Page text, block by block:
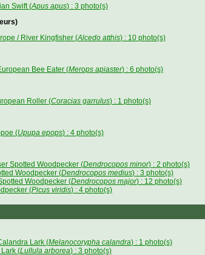
Swift (Apus apus) : 3 photo(s)
/ River Kingfisher (Alcedo atthis) : 10 photo(s)
Bee Eater (Merops apiaster) : 6 photo(s)
Roller (Coracias garrulus) : 1 photo(s)
(Upupa epops) : 4 photo(s)
Spotted Woodpecker (Dendrocopos minor) : 2 photo(s)
Woodpecker (Dendrocopos medius) : 3 photo(s)
Woodpecker (Dendrocopos major) : 12 photo(s)
(Picus viridis) : 4 photo(s)
Lark (Melanocorypha calandra) : 1 photo(s)
(Lullula arborea) : 3 photo(s)